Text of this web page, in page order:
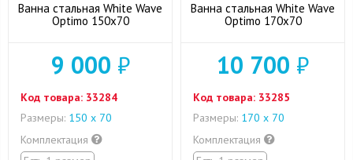
Ванна стальная White Wave
Optimo 150x70
9 000 ₽
Код товара: 33284
Размеры: 150 х 70
Комплектация
Ванна стальная White Wave
Optimo 170x70
10 700 ₽
Код товара: 33285
Размеры: 170 х 70
Комплектация